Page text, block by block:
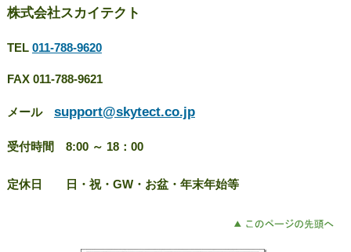
株式会社スカイテクト
TEL 011-788-9620
FAX 011-788-9621
メール support@skytect.co.jp
受付時間 8:00 ～ 18：00
定休日 日・祝・GW・お盆・年末年始等